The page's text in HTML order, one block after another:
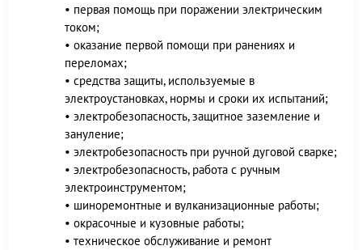
• первая помощь при поражении электрическим
током;
• оказание первой помощи при ранениях и
переломах;
• средства защиты, используемые в
электроустановках, нормы и сроки их испытаний;
• электробезопасность, защитное заземление и
зануление;
• электробезопасность при ручной дуговой сварке;
• электробезопасность, работа с ручным
электроинструментом;
• шиноремонтные и вулканизационные работы;
• окрасочные и кузовные работы;
• техническое обслуживание и ремонт